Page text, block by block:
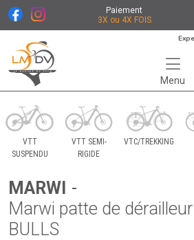
Paiement
3X ou 4X FOIS
Le Marché du Vélo Votre distributeurs
Menu
VTT
SUSPENDU
VTT SEMI-
RIGIDE
VTC/TREKKING
MARWI -
Marwi patte de
BULLS